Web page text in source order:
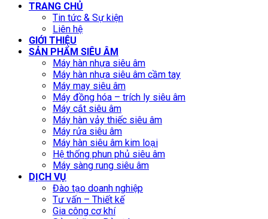
TRANG CHỦ
Tin tức & Sự kiện
Liên hệ
GIỚI THIỆU
SẢN PHẨM SIÊU ÂM
Máy hàn nhựa siêu âm
Máy hàn nhựa siêu âm cầm tay
Máy may siêu âm
Máy đồng hóa – trích ly siêu âm
Máy cắt siêu âm
Máy hàn vảy thiếc siêu âm
Máy rửa siêu âm
Máy hàn siêu âm kim loại
Hệ thống phun phủ siêu âm
Máy sàng rung siêu âm
DỊCH VỤ
Đào tạo doanh nghiệp
Tư vấn – Thiết kế
Gia công cơ khí